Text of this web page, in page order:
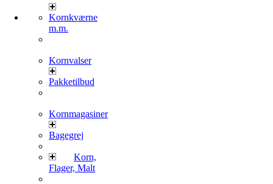
Kornkværne
m.m.
Kornvalser
Pakketilbud
Kornmagasiner
Bagegrej
Korn,
Flager, Malt